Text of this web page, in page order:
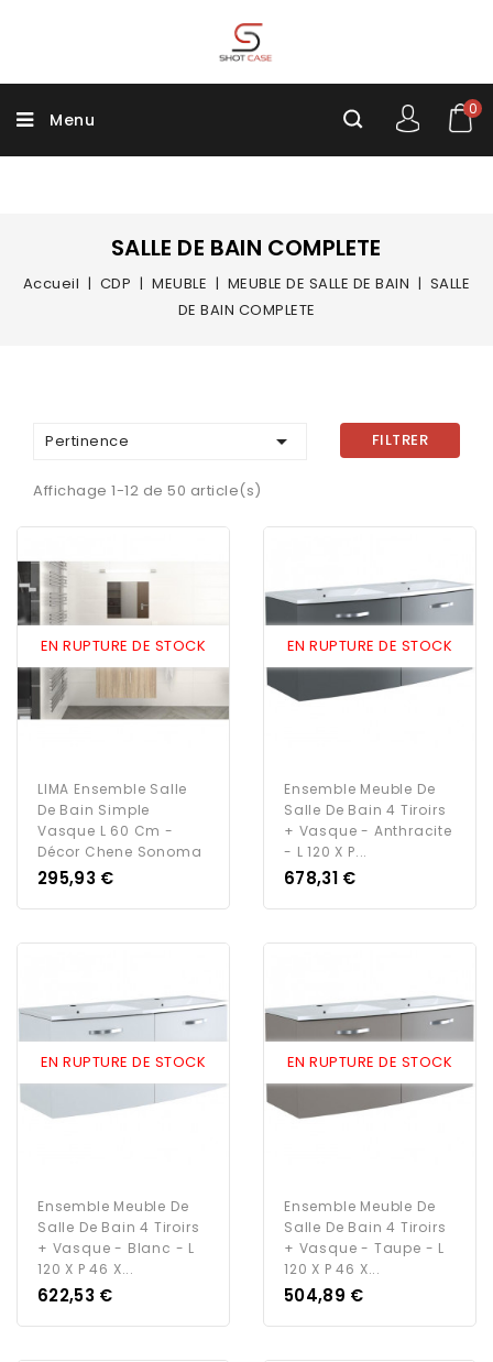
Menu
0
SALLE DE BAIN COMPLETE
Accueil CDP MEUBLE MEUBLE DE SALLE DE BAIN
SALLE
DE BAIN COMPLETE
Pertinence  FILTRER
Affichage 1-12 de 50 article(s)
EN RUPTURE DE STOCK
LIMA Ensemble Salle
De Bain Simple
Vasque L 60 Cm -
Décor Chene Sonoma
Prix
295,93 €
EN RUPTURE DE STOCK
Ensemble Meuble De
Salle De Bain 4 Tiroirs
+ Vasque - Anthracite
- L 120 X P...
Prix
678,31 €
EN RUPTURE DE STOCK
Ensemble Meuble De
Salle De Bain 4 Tiroirs
+ Vasque - Blanc - L
120 X P 46 X...
Prix
622,53 €
EN RUPTURE DE STOCK
Ensemble Meuble De
Salle De Bain 4 Tiroirs
+ Vasque - Taupe - L
120 X P 46 X...
Prix
504,89 €